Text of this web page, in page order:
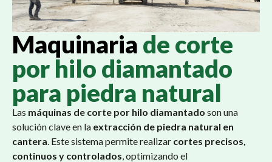
Maquinaria de corte
por hilo diamantado
para piedra natural
Las máquinas de corte por hilo diamantado son una
solución clave en la extracción de piedra natural en
cantera. Este sistema permite realizar cortes precisos,
continuos y controlados, optimizando el